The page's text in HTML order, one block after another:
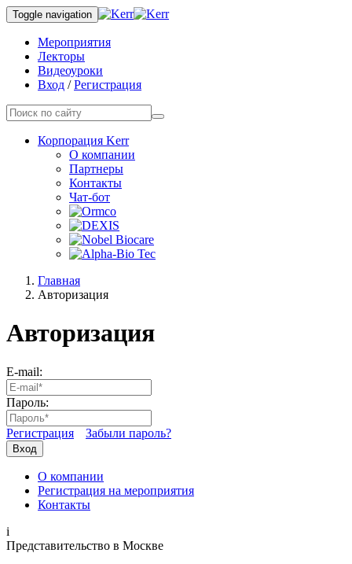
Toggle navigation
Мероприятия
Лекторы
Видеоуроки
Вход /Регистрация
Корпорация Kerr
О компании
Партнеры
Контакты
Чат-бот
Главная
Авторизация
Авторизация
E-mail:
Пароль:
Регистрация Забыли пароль?
Вход
О компании
Регистрация на мероприятия
Контакты
i
Представительство в Москве